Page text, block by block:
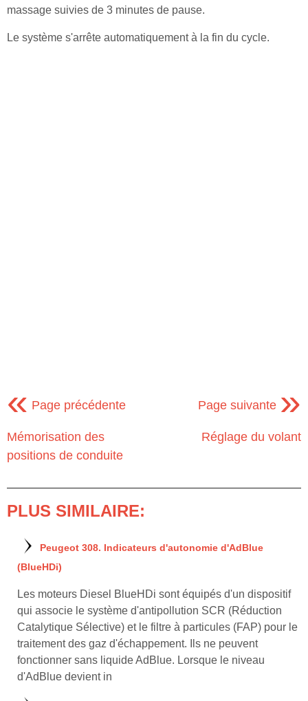
massage suivies de 3 minutes de pause.
Le système s'arrête automatiquement à la fin du cycle.
« Page précédente
Mémorisation des
positions de conduite
Page suivante »
Réglage du volant
PLUS SIMILAIRE:
Peugeot 308. Indicateurs d'autonomie d'AdBlue
(BlueHDi)
Les moteurs Diesel BlueHDi sont équipés d'un dispositif
qui associe le système d'antipollution SCR (Réduction
Catalytique Sélective) et le filtre à particules (FAP) pour le
traitement des gaz d'échappement. Ils ne peuvent
fonctionner sans liquide AdBlue. Lorsque le niveau
d'AdBlue devient in